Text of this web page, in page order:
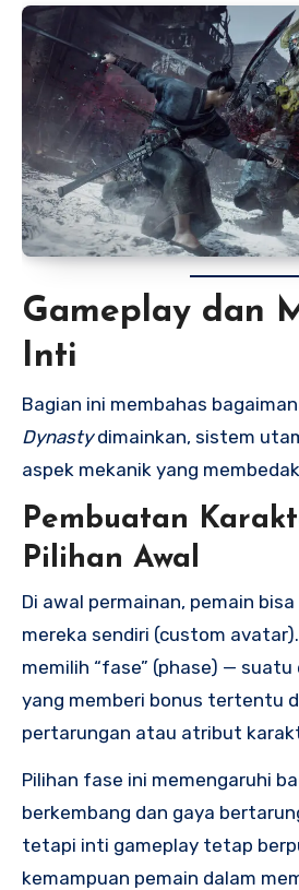
Gameplay dan
Inti
Bagian ini membahas
Dynastydimainkan, sistem
aspek mekanik yang
Pembuatan
Pilihan Awal
Di awal permainan, pemain
mereka sendiri (custom
memilih “fase” (phase) —
yang memberi bonus tertentu
pertarungan atau atribut
Pilihan fase ini memengaruhi
berkembang dan gaya
tetapi inti gameplay tetap
kemampuan pemain dalam